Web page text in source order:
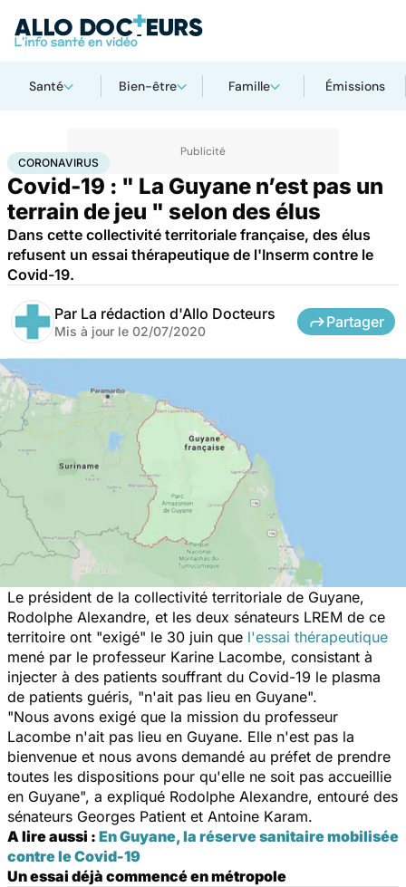
Santé Bien-être Famille Émissions
AccueilSantéMaladies Coronavirus
CORONAVIRUS
Covid-19 : " La Guyane n’est pas un
terrain de jeu " selon des élus
Dans cette collectivité territoriale française, des élus
refusent un essai thérapeutique de l'Inserm contre le
Covid-19.
Par La rédaction d'Allo Docteurs
Mis à jour le 02/07/2020
Partager
Le président de la collectivité territoriale de Guyane,
Rodolphe Alexandre, et les deux sénateurs LREM de ce
territoire ont "exigé" le 30 juin que l'essai thérapeutique
mené par le professeur Karine Lacombe, consistant à
injecter à des patients souffrant du Covid-19 le plasma
de patients guéris, "n'ait pas lieu en Guyane".
"Nous avons exigé que la mission du professeur
Lacombe n'ait pas lieu en Guyane. Elle n'est pas la
bienvenue et nous avons demandé au préfet de prendre
toutes les dispositions pour qu'elle ne soit pas accueillie
en Guyane", a expliqué Rodolphe Alexandre, entouré des
sénateurs Georges Patient et Antoine Karam.
A lire aussi : En Guyane, la réserve sanitaire mobilisée
contre le Covid-19
Un essai déjà commencé en métropole